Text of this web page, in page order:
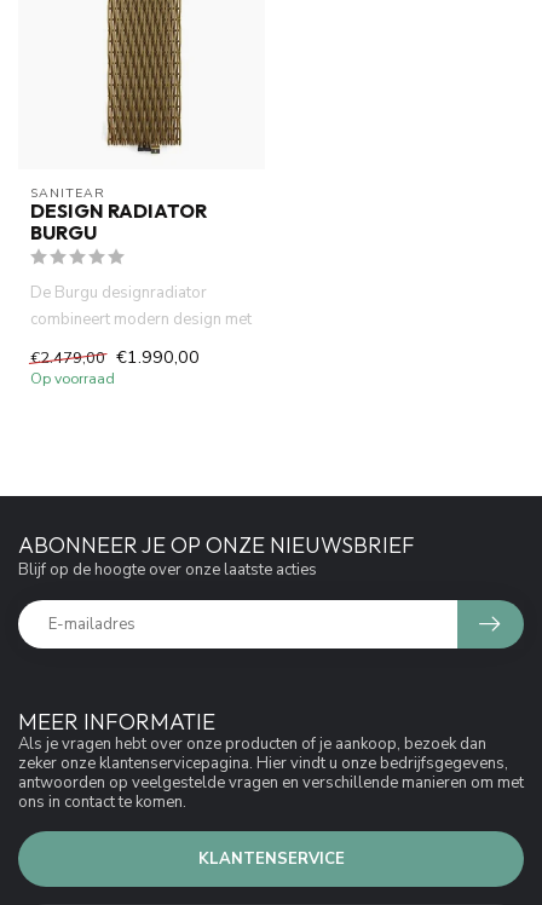
SANITEAR
DESIGN RADIATOR
BURGU
De Burgu designradiator
combineert modern design met
krachtige warmte. Verkrijgb...
€2.479,00 €1.990,00
Op voorraad
MEER INFORMATIE
Als je vragen hebt over onze producten of je aankoop, bezoek dan
zeker onze klantenservicepagina. Hier vindt u onze bedrijfsgegevens,
antwoorden op veelgestelde vragen en verschillende manieren om met
ons in contact te komen.
KLANTENSERVICE
ABONNEER JE OP ONZE NIEUWSBRIEF
Blijf op de hoogte over onze laatste acties